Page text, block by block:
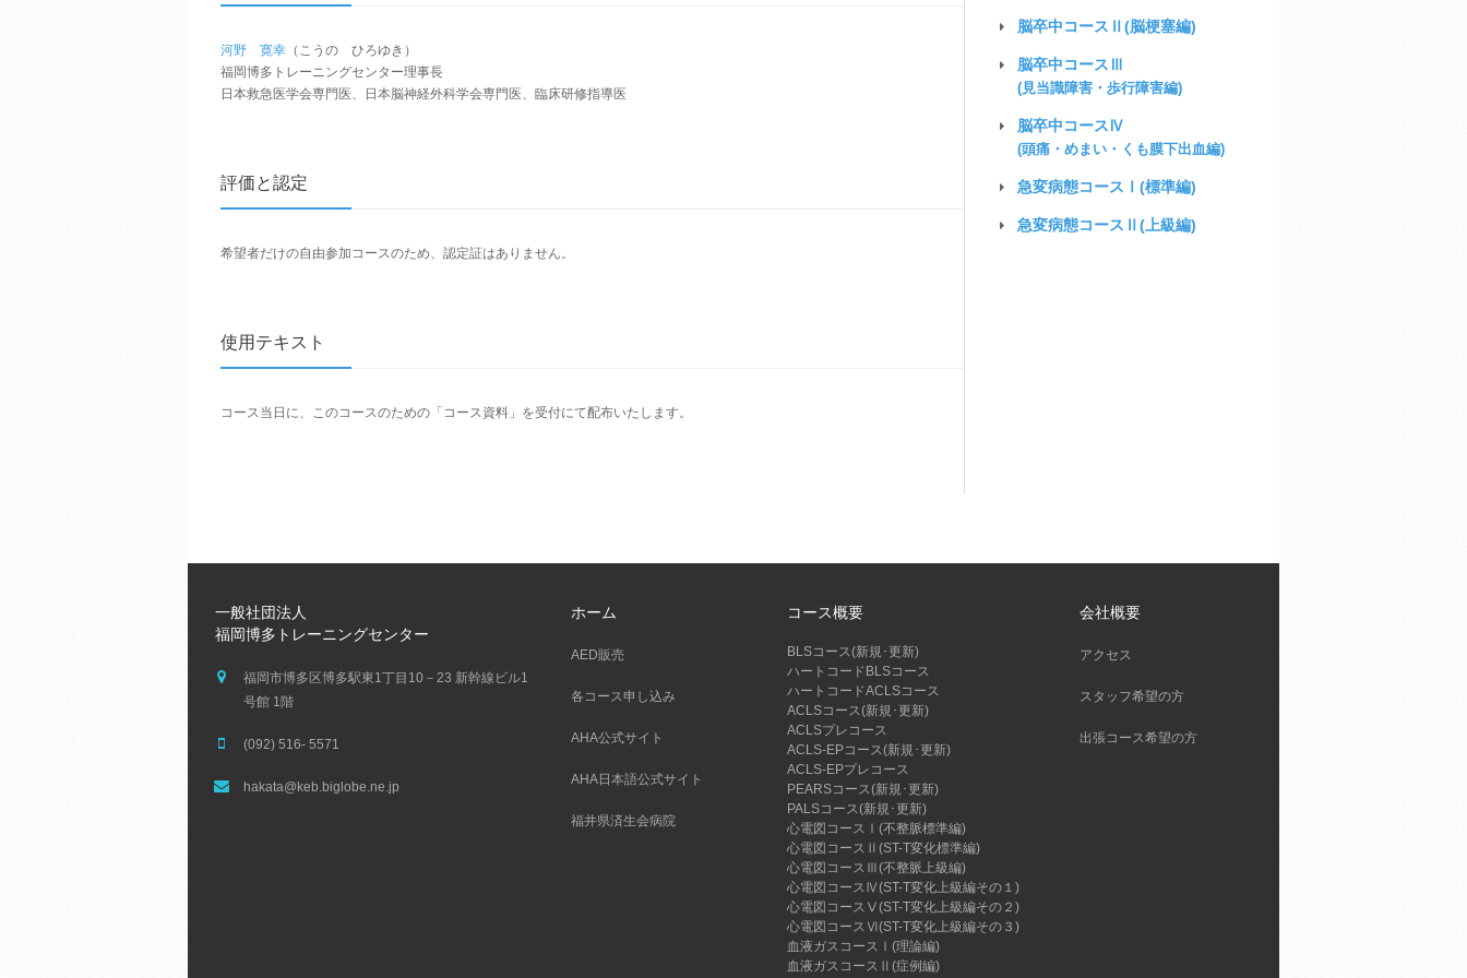
河野 寛幸 （こうの ひろゆき）
福岡博多トレーニングセンター理事長
日本救急医学会専門医、日本脳神経外科学会専門医、臨床研修指導医
評価と認定
希望者だけの自由参加コースのため、認定証はありません。
使用テキスト
コース当日に、このコースのための「コース資料」を受付にて配布いたします。
脳卒中コースⅡ(脳梗塞編)
脳卒中コースⅢ
(見当識障害・歩行障害編)
脳卒中コースⅣ
(頭痛・めまい・くも膜下出血編)
急変病態コースⅠ(標準編)
急変病態コースⅡ(上級編)
一般社団法人
福岡博多トレーニングセンター
福岡市博多区博多駅東1丁目10－23 新幹線ビル1
号館 1階
(092) 516- 5571
hakata@keb.biglobe.ne.jp
ホーム
AED販売
各コース申し込み
AHA公式サイト
AHA日本語公式サイト
福井県済生会病院
コース概要
BLSコース(新規･更新)
ハートコードBLSコース
ハートコードACLSコース
ACLSコース(新規･更新)
ACLSプレコース
ACLS-EPコース(新規･更新)
ACLS-EPプレコース
PEARSコース(新規･更新)
PALSコース(新規･更新)
心電図コースⅠ(不整脈標準編)
心電図コースⅡ(ST-T変化標準編)
心電図コースⅢ(不整脈上級編)
心電図コースⅣ(ST-T変化上級編その１)
心電図コースⅤ(ST-T変化上級編その２)
心電図コースⅥ(ST-T変化上級編その３)
血液ガスコースⅠ(理論編)
血液ガスコースⅡ(症例編)
会社概要
アクセス
スタッフ希望の方
出張コース希望の方